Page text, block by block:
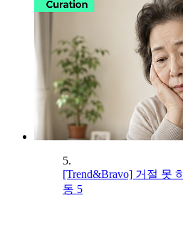
5.
[Trend&Bravo] 거절 못
동 5